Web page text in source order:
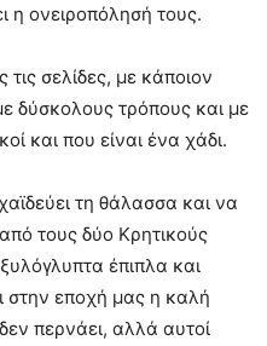
η ονειροπόλησή τους.
σελίδες, με κάποιον
δύσκολους τρόπους και με
και που είναι ένα χάδι.
τη θάλασσα και να
τους δύο Κρητικούς
έπιπλα και
στην εποχή μας η καλή
περνάει, αλλά αυτοί